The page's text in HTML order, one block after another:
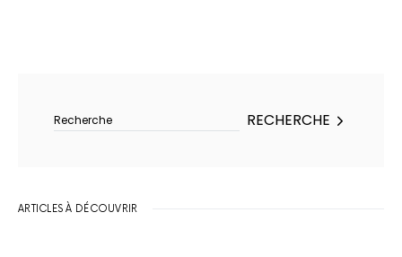
RECHERCHE
ARTICLES À DÉCOUVRIR